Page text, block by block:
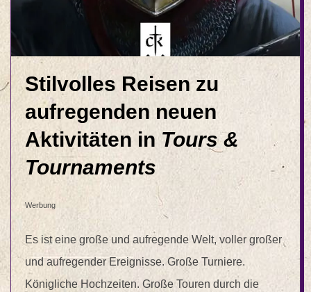
Stilvolles Reisen zu
aufregenden neuen
Aktivitäten inTours &
Tournaments
Werbung
Es ist eine große und aufregende Welt, voller großer
und aufregender Ereignisse. Große Turniere.
Königliche Hochzeiten. Große Touren durch die